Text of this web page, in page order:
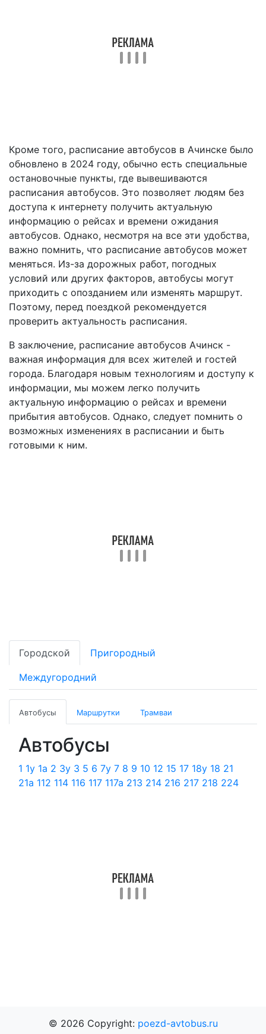
Кроме того, расписание автобусов в Ачинске было
обновлено в 2024 году, обычно есть специальные
остановочные пункты, где вывешиваются
расписания автобусов. Это позволяет людям без
доступа к интернету получить актуальную
информацию о рейсах и времени ожидания
автобусов. Однако, несмотря на все эти удобства,
важно помнить, что расписание автобусов может
меняться. Из-за дорожных работ, погодных
условий или других факторов, автобусы могут
приходить с опозданием или изменять маршрут.
Поэтому, перед поездкой рекомендуется
проверить актуальность расписания.
В заключение, расписание автобусов Ачинск -
важная информация для всех жителей и гостей
города. Благодаря новым технологиям и доступу к
информации, мы можем легко получить
актуальную информацию о рейсах и времени
прибытия автобусов. Однако, следует помнить о
возможных изменениях в расписании и быть
готовыми к ним.
Городской Пригородный
Междугородний
Автобусы Маршрутки Трамваи
Автобусы
1 1у 1а 2 3у 3 5 6 7у 7 8 9 10 12 15 17 18у 18 21
21а 112 114 116 117 117а 213 214 216 217 218 224
© 2026 Copyright: poezd-avtobus.ru